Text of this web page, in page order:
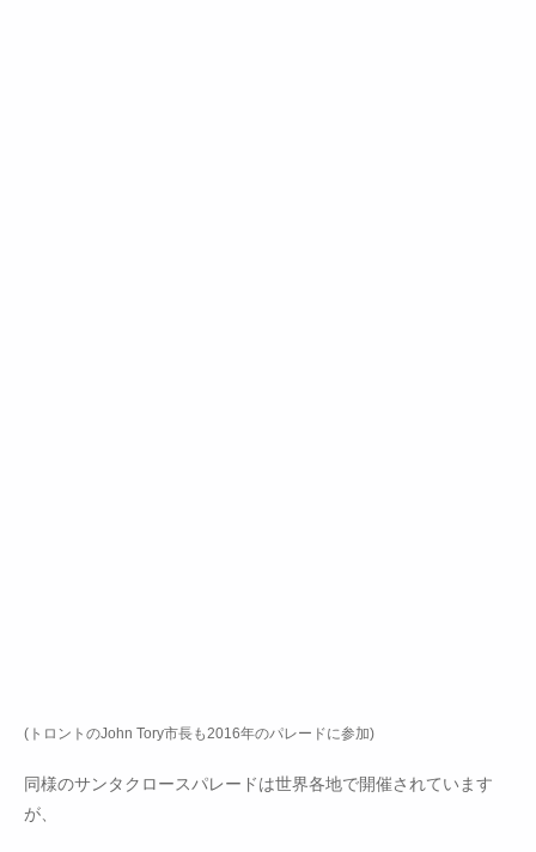
(トロントのJohn Tory市長も2016年のパレードに参加)
同様のサンタクロースパレードは世界各地で開催されています
が、